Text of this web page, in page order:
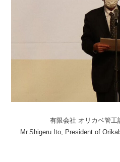
有限会社 オリカベ管工
Mr.Shigeru Ito, President of